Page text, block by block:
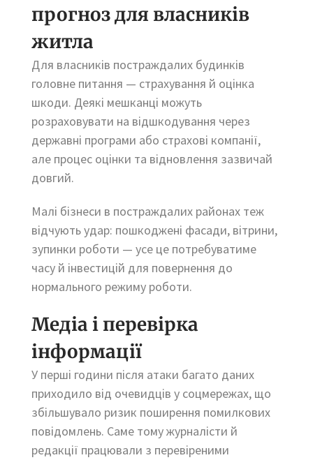
прогноз для власників
житла
Для власників постраждалих будинків
головне питання — страхування й оцінка
шкоди. Деякі мешканці можуть
розраховувати на відшкодування через
державні програми або страхові компанії,
але процес оцінки та відновлення зазвичай
довгий.
Малі бізнеси в постраждалих районах теж
відчують удар: пошкоджені фасади, вітрини,
зупинки роботи — усе це потребуватиме
часу й інвестицій для повернення до
нормального режиму роботи.
Медіа і перевірка
інформації
У перші години після атаки багато даних
приходило від очевидців у соцмережах, що
збільшувало ризик поширення помилкових
повідомлень. Саме тому журналісти й
редакції працювали з перевіреними